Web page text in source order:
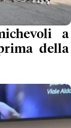
a
della